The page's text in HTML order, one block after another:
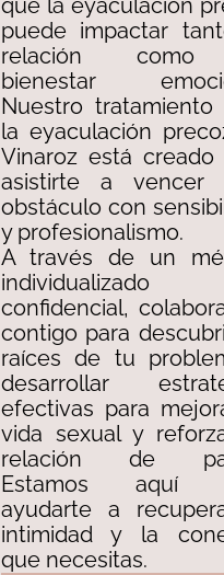
que la eyaculación
puede impactar
relación
bienestar
Nuestro tratamiento
la eyaculación
Vinaroz está creado
asistirte a vencer
obstáculo con
y profesionalismo. ​
A través de un
confidencial,
contigo para
raíces de tu
desarrollar
efectivas para
vida sexual y
relación de
Estamos aquí
ayudarte a
intimidad y la
que necesitas.